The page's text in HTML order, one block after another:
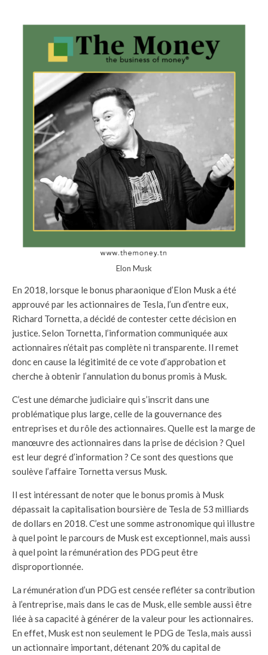
Elon Musk
En 2018, lorsque le bonus pharaonique d’Elon Musk a été
approuvé par les actionnaires de Tesla, l’un d’entre eux,
Richard Tornetta, a décidé de contester cette décision en
justice. Selon Tornetta, l’information communiquée aux
actionnaires n’était pas complète ni transparente. Il remet
donc en cause la légitimité de ce vote d’approbation et
cherche à obtenir l’annulation du bonus promis à Musk.
C’est une démarche judiciaire qui s’inscrit dans une
problématique plus large, celle de la gouvernance des
entreprises et du rôle des actionnaires. Quelle est la marge de
manœuvre des actionnaires dans la prise de décision ? Quel
est leur degré d’information ? Ce sont des questions que
soulève l’affaire Tornetta versus Musk.
Il est intéressant de noter que le bonus promis à Musk
dépassait la capitalisation boursière de Tesla de 53 milliards
de dollars en 2018. C’est une somme astronomique qui illustre
à quel point le parcours de Musk est exceptionnel, mais aussi
à quel point la rémunération des PDG peut être
disproportionnée.
La rémunération d’un PDG est censée refléter sa contribution
à l’entreprise, mais dans le cas de Musk, elle semble aussi être
liée à sa capacité à générer de la valeur pour les actionnaires.
En effet, Musk est non seulement le PDG de Tesla, mais aussi
un actionnaire important, détenant 20% du capital de